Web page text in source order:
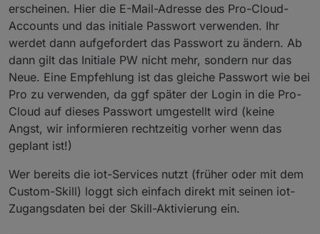
erscheinen. Hier die E-Mail-Adresse des Pro-Cloud-
Accounts und das initiale Passwort verwenden. Ihr
werdet dann aufgefordert das Passwort zu ändern. Ab
dann gilt das Initiale PW nicht mehr, sondern nur das
Neue. Eine Empfehlung ist das gleiche Passwort wie bei
Pro zu verwenden, da ggf später der Login in die Pro-
Cloud auf dieses Passwort umgestellt wird (keine
Angst, wir informieren rechtzeitig vorher wenn das
geplant ist!)
Wer bereits die iot-Services nutzt (früher oder mit dem
Custom-Skill) loggt sich einfach direkt mit seinen iot-
Zugangsdaten bei der Skill-Aktivierung ein.